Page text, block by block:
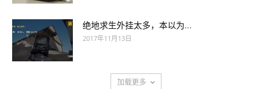
绝地求生外挂太多，本以为...
2017年11月13日
加载更多